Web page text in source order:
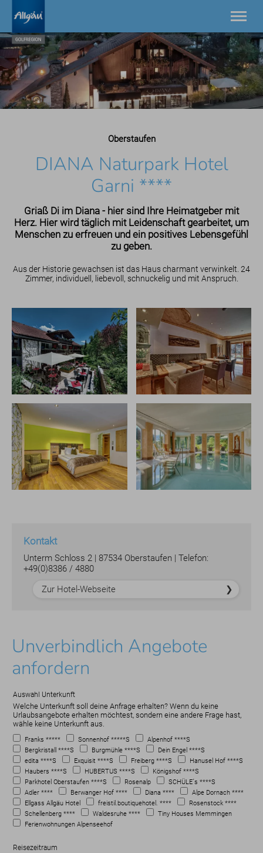
21 Golfplätze zwischen Bodensee und Neuschwanstein.
Einzigartig in Europa.
Golfplätze
Golfdestinationen
Turniere
Service
Oberstaufen
DIANA Naturpark Hotel
Garni ****
Griaß Di im Diana - hier sind Ihre Heimatgeber mit
Herz. Hier wird täglich mit Leidenschaft gearbeitet, um
Menschen zu erfreuen und ein positives Lebensgefühl
zu geben.
Aus der Historie gewachsen ist das Haus charmant verwinkelt. 24
Zimmer, individuell, liebevoll, schnuckelig und mit Anspruch.
Kontakt
Unterm Schloss 2 | 87534 Oberstaufen | Telefon:
+49(0)8386 / 4880
Zur Hotel-Webseite
Unverbindlich Angebote
anfordern
Auswahl Unterkunft
Welche Unterkunft soll deine Anfrage erhalten? Wenn du keine
Urlaubsangebote erhalten möchtest, sondern eine andere Frage hast,
wähle keine Unterkunft aus.
Franks ***** Sonnenhof *****S
Alpenhof ****S
Bergkristall ****S
Burgmühle ****S
Dein Engel ****S
edita ****S
Exquisit ****S Freiberg ****S
Hanusel Hof ****S
Haubers ****S
HUBERTUS ****S
Königshof ****S
Parkhotel Oberstaufen ****S
Rosenalp
SCHÜLE´s ****S
Adler ****
Berwanger Hof **** Diana ****
Alpe Dornach ****
Ellgass Allgäu Hotel
freistil.boutiquehotel. ****
Rosenstock ****
Schellenberg ****
Waldesruhe ****
Tiny Houses Memmingen
Ferienwohnungen Alpenseehof
Reisezeitraum